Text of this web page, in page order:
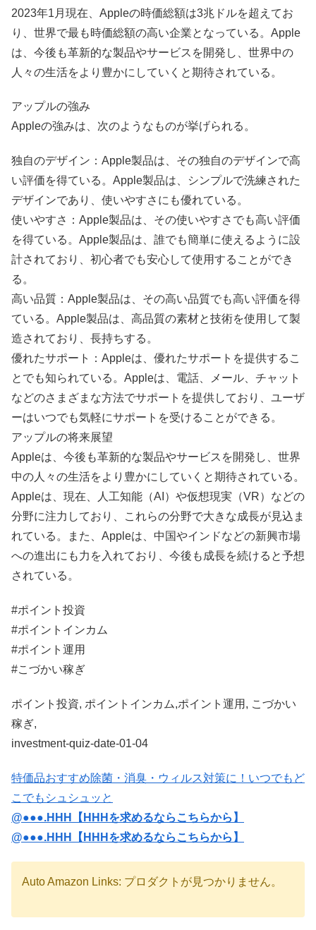
2023年1月現在、Appleの時価総額は3兆ドルを超えてお
り、世界で最も時価総額の高い企業となっている。Apple
は、今後も革新的な製品やサービスを開発し、世界中の
人々の生活をより豊かにしていくと期待されている。
アップルの強み
Appleの強みは、次のようなものが挙げられる。
独自のデザイン：Apple製品は、その独自のデザインで高
い評価を得ている。Apple製品は、シンプルで洗練された
デザインであり、使いやすさにも優れている。
使いやすさ：Apple製品は、その使いやすさでも高い評価
を得ている。Apple製品は、誰でも簡単に使えるように設
計されており、初心者でも安心して使用することができ
る。
高い品質：Apple製品は、その高い品質でも高い評価を得
ている。Apple製品は、高品質の素材と技術を使用して製
造されており、長持ちする。
優れたサポート：Appleは、優れたサポートを提供するこ
とでも知られている。Appleは、電話、メール、チャット
などのさまざまな方法でサポートを提供しており、ユーザ
ーはいつでも気軽にサポートを受けることができる。
アップルの将来展望
Appleは、今後も革新的な製品やサービスを開発し、世界
中の人々の生活をより豊かにしていくと期待されている。
Appleは、現在、人工知能（AI）や仮想現実（VR）などの
分野に注力しており、これらの分野で大きな成長が見込ま
れている。また、Appleは、中国やインドなどの新興市場
への進出にも力を入れており、今後も成長を続けると予想
されている。
#ポイント投資
#ポイントインカム
#ポイント運用
#こづかい稼ぎ
ポイント投資, ポイントインカム,ポイント運用, こづかい
稼ぎ,
investment-quiz-date-01-04
特価品おすすめ除菌・消臭・ウィルス対策に！いつでもど
こでもシュシュッと
@●●●.HHH【HHHを求めるならこちらから】
@●●●.HHH【HHHを求めるならこちらから】
Auto Amazon Links: プロダクトが見つかりません。